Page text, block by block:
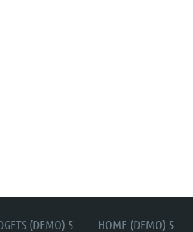
(DEMO) 5 HOME (DEMO) 5